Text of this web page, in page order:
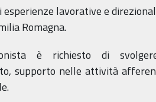
esperienze lavorative e
Romagna.
è richiesto di
supporto nelle attività